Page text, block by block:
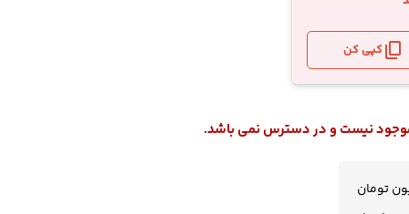
کپی کن
نیست و در دسترس نمی باشد.